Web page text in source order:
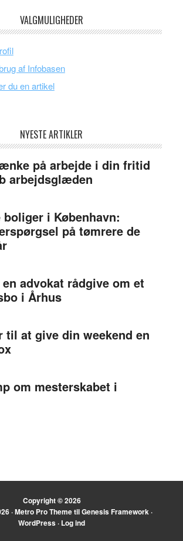
VALGMULIGHEDER
af Infobasen
du en artikel
NYESTE ARTIKLER
på arbejde i din fritid
arbejdsglæden
boliger i København:
på tømrere de
advokat rådgive om et
i Århus
til at give din weekend en
om mesterskabet i
Copyright © 2026
·Metro Pro ThemetilGenesis Framework·
WordPress · Log ind